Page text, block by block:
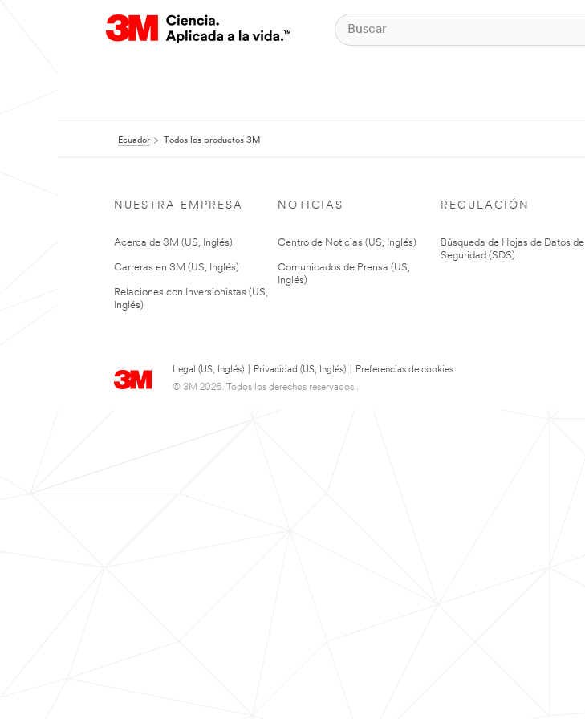
Ecuador Todos los productos 3M
NUESTRA EMPRESA
Acerca de 3M (US, Inglés)
Carreras en 3M (US, Inglés)
Relaciones con Inversionistas (US,
Inglés)
NOTICIAS
Centro de Noticias (US, Inglés)
Comunicados de Prensa (US,
Inglés)
REGULACIÓN
Búsqueda de Hojas de Datos de
Seguridad (SDS)
Legal (US, Inglés) Privacidad (US, Inglés)
Preferencias de cookies
© 3M 2026. Todos los derechos reservados..